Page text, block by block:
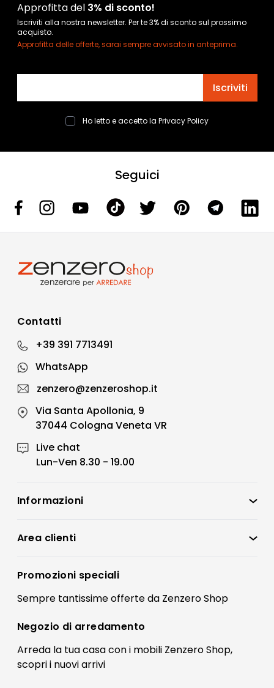
Approfitta del 3% di sconto!
Iscriviti alla nostra newsletter. Per te 3% di sconto sul prossimo
acquisto.
Approfitta delle offerte, sarai sempre avvisato in anteprima.
Iscriviti
Ho letto e accetto la Privacy Policy
Seguici
Contatti
+39 391 7713491
WhatsApp
zenzero@zenzeroshop.it
Via Santa Apollonia, 9
37044 Cologna Veneta VR
Live chat
Lun-Ven 8.30 - 19.00
Informazioni
Condizioni di vendita
Preferenze Cookies
Termini e condizioni
Contatti
FAQ
Pagamenti
Area clienti
Registrati
Il mio account
Promozioni speciali
Sempre tantissimeofferteda Zenzero Shop
Negozio di arredamento
Arreda la tua casa con i mobili Zenzero Shop,
scopri i nuovi arrivi